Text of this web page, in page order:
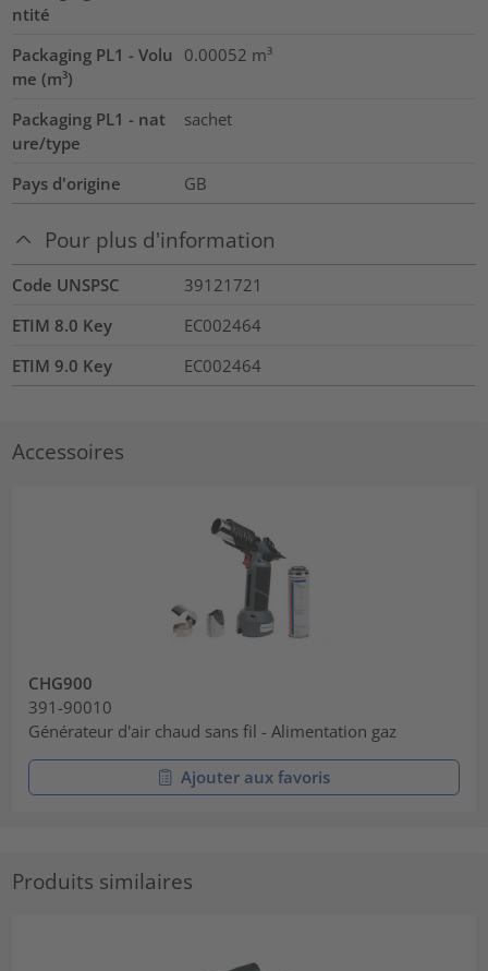
ntité
Packaging PL1 - Volu
me (m³)
0.00052 m³
Packaging PL1 - nat
ure/type
sachet
Pays d'origine GB
Pour plus d'information
Code UNSPSC
39121721
ETIM 8.0 Key
EC002464
ETIM 9.0 Key
EC002464
Accessoires
CHG900
391-90010
Générateur d'air chaud sans fil - Alimentation gaz
Ajouter aux favoris
Produits similaires